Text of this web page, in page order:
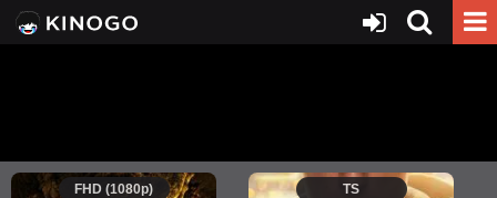
FHD (1080p) TS